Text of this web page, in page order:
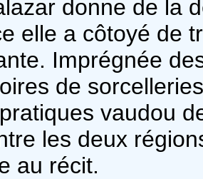
donne de la
elle a côtoyé de
Imprégnée
de
vaudou
les deux
au récit.